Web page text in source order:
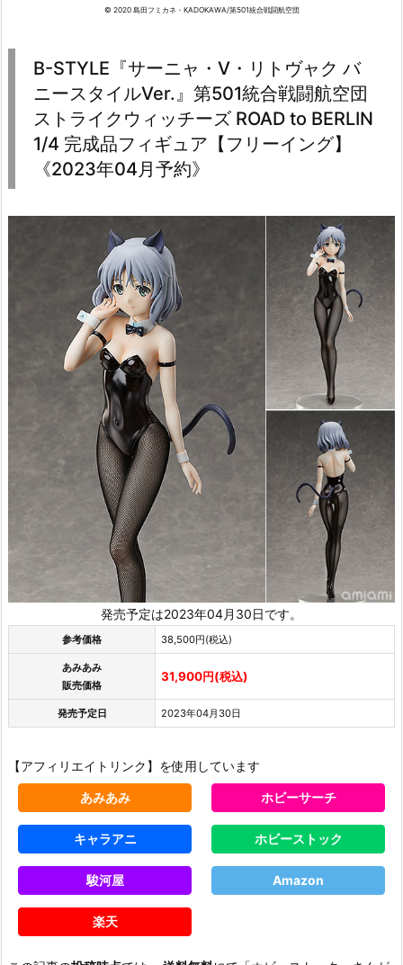
© 2020 島田フミカネ・KADOKAWA/第501統合戦闘航空団
B-STYLE『サーニャ・V・リトヴャク バ
ニースタイルVer.』第501統合戦闘航空団
ストライクウィッチーズ ROAD to BERLIN
1/4 完成品フィギュア【フリーイング】
《2023年04月予約》
発売予定は2023年04月30日です。
参考価格 38,500円(税込)
あみあみ
販売価格
31,900円(税込)
発売予定日 2023年04月30日
【アフィリエイトリンク】を使用しています
あみあみ ホビーサーチ
キャラアニ ホビーストック
駿河屋 Amazon
楽天